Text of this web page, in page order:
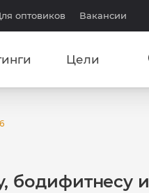
оптовиков Вакансии
Цели
бодифитнесу и